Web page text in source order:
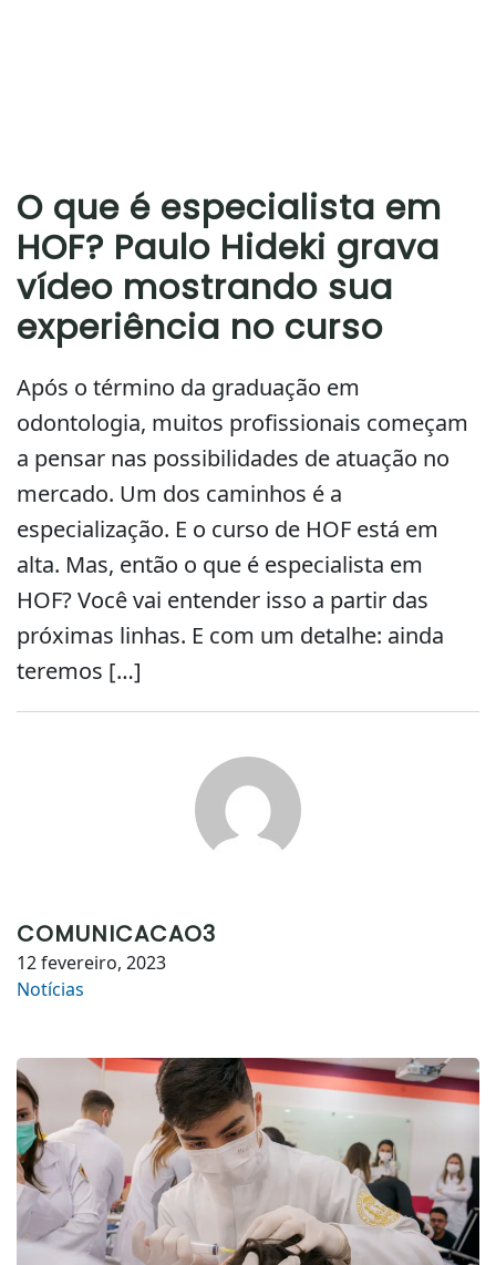
O que é especialista em
HOF? Paulo Hideki grava
vídeo mostrando sua
experiência no curso
Após o término da graduação em
odontologia, muitos profissionais começam
a pensar nas possibilidades de atuação no
mercado. Um dos caminhos é a
especialização. E o curso de HOF está em
alta. Mas, então o que é especialista em
HOF? Você vai entender isso a partir das
próximas linhas. E com um detalhe: ainda
teremos […]
COMUNICACAO3
12 fevereiro, 2023
Notícias